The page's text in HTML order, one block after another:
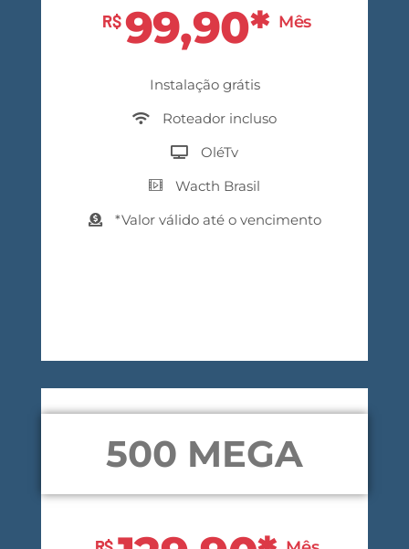
R$ 99,90* Mês
Instalação grátis
Roteador incluso
OléTv
Wacth Brasil
*Valor válido até o vencimento
500 MEGA